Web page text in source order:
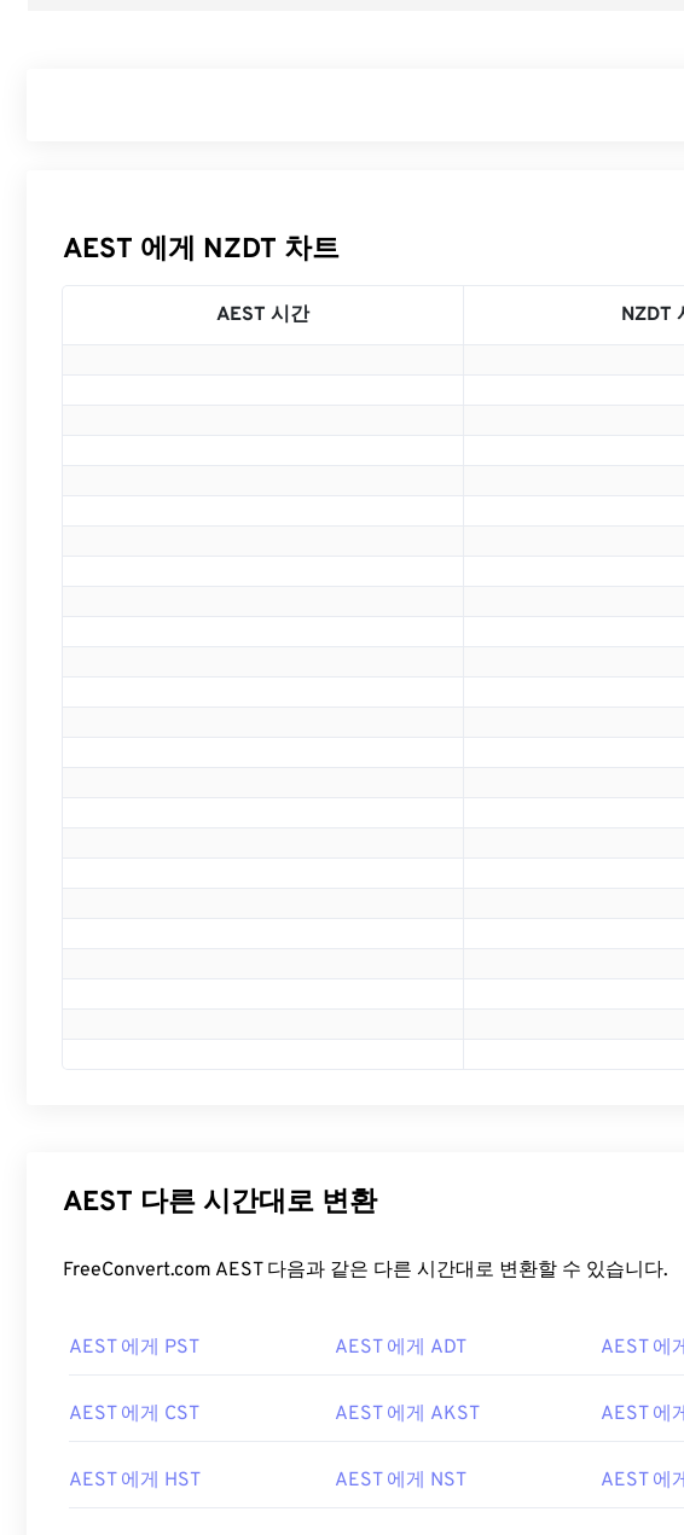
AEST 에게 NZDT 차트
AEST 시간 NZDT
AEST 다른 시간대로 변환
FreeConvert.com AEST 다음과 같은 다른 시간대로 변환할 수 있습니다.
AEST 에게 PST AEST 에게 ADT AEST 에
AEST 에게 CST AEST 에게 AKST AEST 에
AEST 에게 HST AEST 에게 NST AEST 에